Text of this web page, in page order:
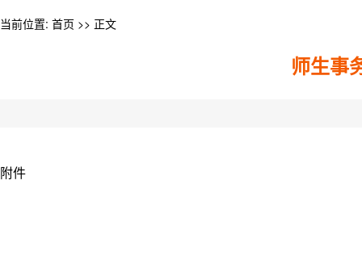
当前位置: 首页 >> 正文
师生事
附件